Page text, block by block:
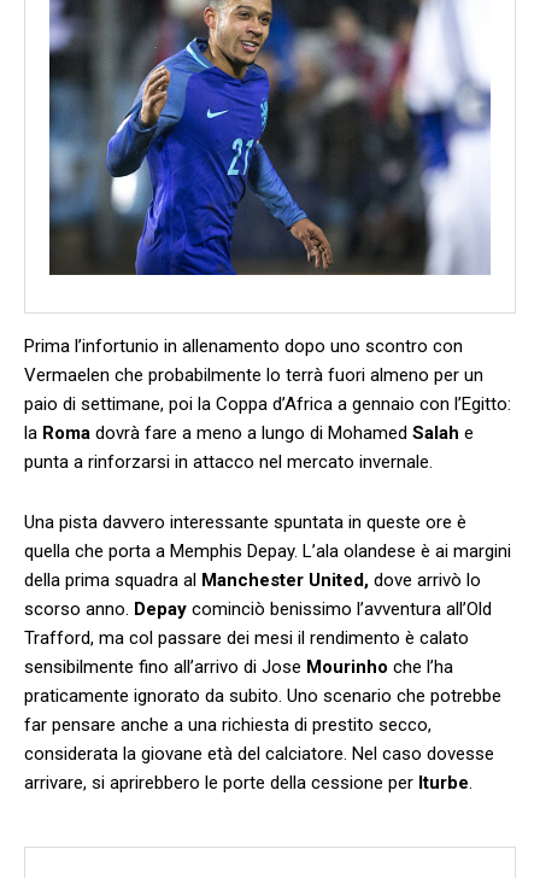
Prima l’infortunio in allenamento dopo uno scontro con
Vermaelen che probabilmente lo terrà fuori almeno per un
paio di settimane, poi la Coppa d’Africa a gennaio con l’Egitto:
la Roma dovrà fare a meno a lungo di Mohamed Salah e
punta a rinforzarsi in attacco nel mercato invernale.
Una pista davvero interessante spuntata in queste ore è
quella che porta a Memphis Depay. L’ala olandese è ai margini
della prima squadra al Manchester United, dove arrivò lo
scorso anno. Depay cominciò benissimo l’avventura all’Old
Trafford, ma col passare dei mesi il rendimento è calato
sensibilmente fino all’arrivo di Jose Mourinho che l’ha
praticamente ignorato da subito. Uno scenario che potrebbe
far pensare anche a una richiesta di prestito secco,
considerata la giovane età del calciatore. Nel caso dovesse
arrivare, si aprirebbero le porte della cessione per Iturbe